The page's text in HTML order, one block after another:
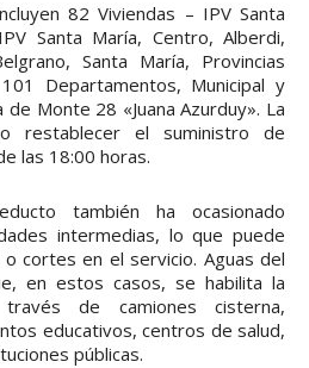
82 Viviendas – IPV Santa
Santa María, Centro, Alberdi,
Santa María, Provincias
Departamentos, Municipal y
Monte 28 «Juana Azurduy». La
restablecer el suministro de
las 18:00 horas.
también ha ocasionado
intermedias, lo que puede
cortes en el servicio. Aguas del
en estos casos, se habilita la
de camiones cisterna,
educativos, centros de salud,
públicas.